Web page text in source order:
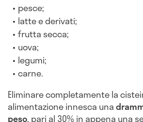
pesce;
latte e derivati;
frutta secca;
uova;
legumi;
carne.
Eliminare completamente la
alimentazione innesca una
peso, pari al 30% in appena una